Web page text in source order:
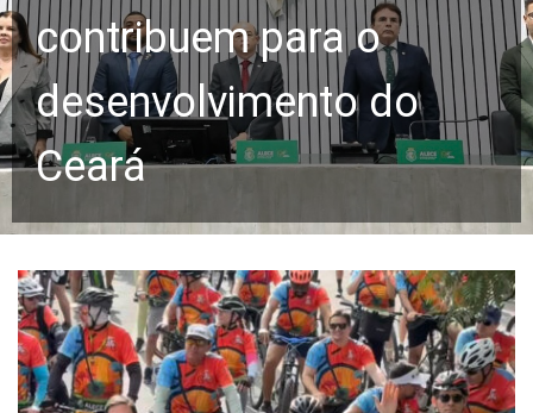
contribuem para o
desenvolvimento do
Ceará